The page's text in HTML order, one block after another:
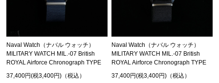
Naval Watch（ナバル ウォッチ）
MILITARY WATCH MIL.-07 British
ROYAL Airforce Chronograph TYPE
37,400円(税3,400円)（税込）
Naval Watch（ナバル ウォッチ）
MILITARY WATCH MIL.-07 British
ROYAL Airforce Chronograph TYPE
37,400円(税3,400円)（税込）